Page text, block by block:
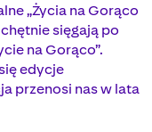
„Życia na Gorąco
sięgają po
na Gorąco”.
edycje
przenosi nas w lata